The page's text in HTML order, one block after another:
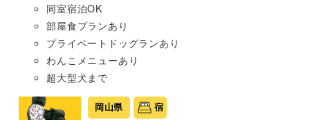
同室宿泊OK
部屋食プランあり
プライベートドッグランあり
わんこメニューあり
超大型犬まで
岡山県 宿